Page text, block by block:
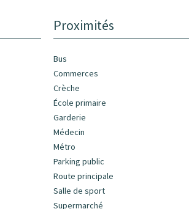
Proximités
Bus
Commerces
Crèche
École primaire
Garderie
Médecin
Métro
Parking public
Route principale
Salle de sport
Supermarché